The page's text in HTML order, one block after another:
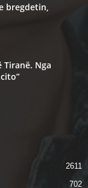
bregdetin,
Nga
2611
702